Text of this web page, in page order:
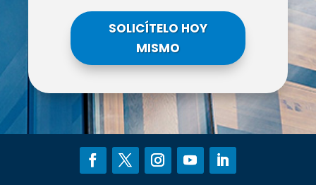
SOLICÍTELO HOY
MISMO